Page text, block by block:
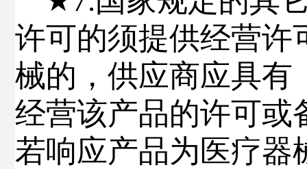
许可的须提供经营许
械的，供应商应具有
经营该产品的许可或
若响应产品为医疗器